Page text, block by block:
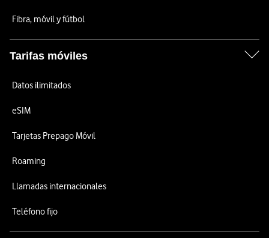
Fibra, móvil y fútbol
Tarifas móviles
Datos ilimitados
eSIM
Tarjetas Prepago Móvil
Roaming
Llamadas internacionales
Teléfono fijo